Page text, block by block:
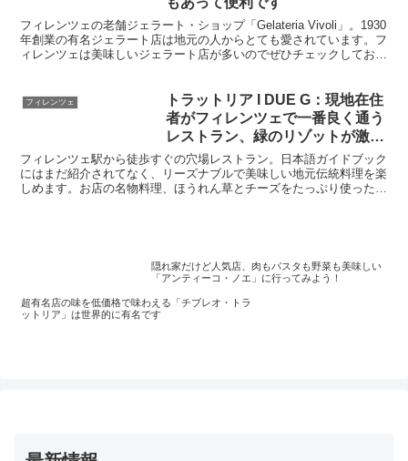
フィレンツェの老舗ジェラート・ショップ「Gelateria Vivoli」。1930
年創業の有名ジェラート店は地元の人からとても愛されています。フ
ィレンツェは美味しいジェラート店が多いのでぜひチェックしてお気
フィレンツェ
トラットリア I DUE G：現地在住
者がフィレンツェで一番良く通う
レストラン、緑のリゾットが激ウ
マです！
フィレンツェ駅から徒歩すぐの穴場レストラン。日本語ガイドブック
にはまだ紹介されてなく、リーズナブルで美味しい地元伝統料理を楽
しめます。お店の名物料理、ほうれん草とチーズをたっぷり使った
隠れ家だけど人気店、肉もパスタも野菜も美味しい
「アンティーコ・ノエ」に行ってみよう！
超有名店の味を低価格で味わえる「チブレオ・トラ
ットリア」は世界的に有名です